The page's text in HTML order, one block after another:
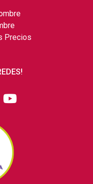
Precios